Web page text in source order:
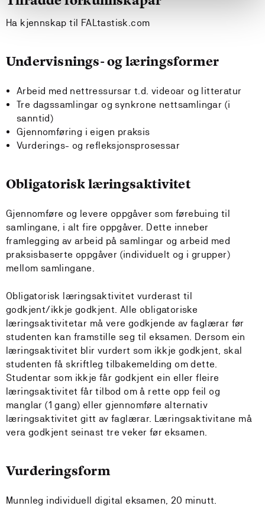
Ha kjennskap til FALtastisk.com
Undervisnings- og læringsformer
Arbeid med nettressursar t.d. videoar og litteratur
Tre dagssamlingar og synkrone nettsamlingar (i
sanntid)
Gjennomføring i eigen praksis
Vurderings- og refleksjonsprosessar
Obligatorisk læringsaktivitet
Gjennomføre og levere oppgåver som førebuing til
samlingane, i alt fire oppgåver. Dette inneber
framlegging av arbeid på samlingar og arbeid med
praksisbaserte oppgåver (individuelt og i grupper)
mellom samlingane.
Obligatorisk læringsaktivitet vurderast til
godkjent/ikkje godkjent. Alle obligatoriske
læringsaktivitetar må vere godkjende av faglærar før
studenten kan framstille seg til eksamen. Dersom ein
læringsaktivitet blir vurdert som ikkje godkjent, skal
studenten få skriftleg tilbakemelding om dette.
Studentar som ikkje får godkjent ein eller fleire
læringsaktivitet får tilbod om å rette opp feil og
manglar (1 gang) eller gjennomføre alternativ
læringsaktivitet gitt av faglærar. Læringsaktivitane må
vera godkjent seinast tre veker før eksamen.
Vurderingsform
Munnleg individuell digital eksamen, 20 minutt.